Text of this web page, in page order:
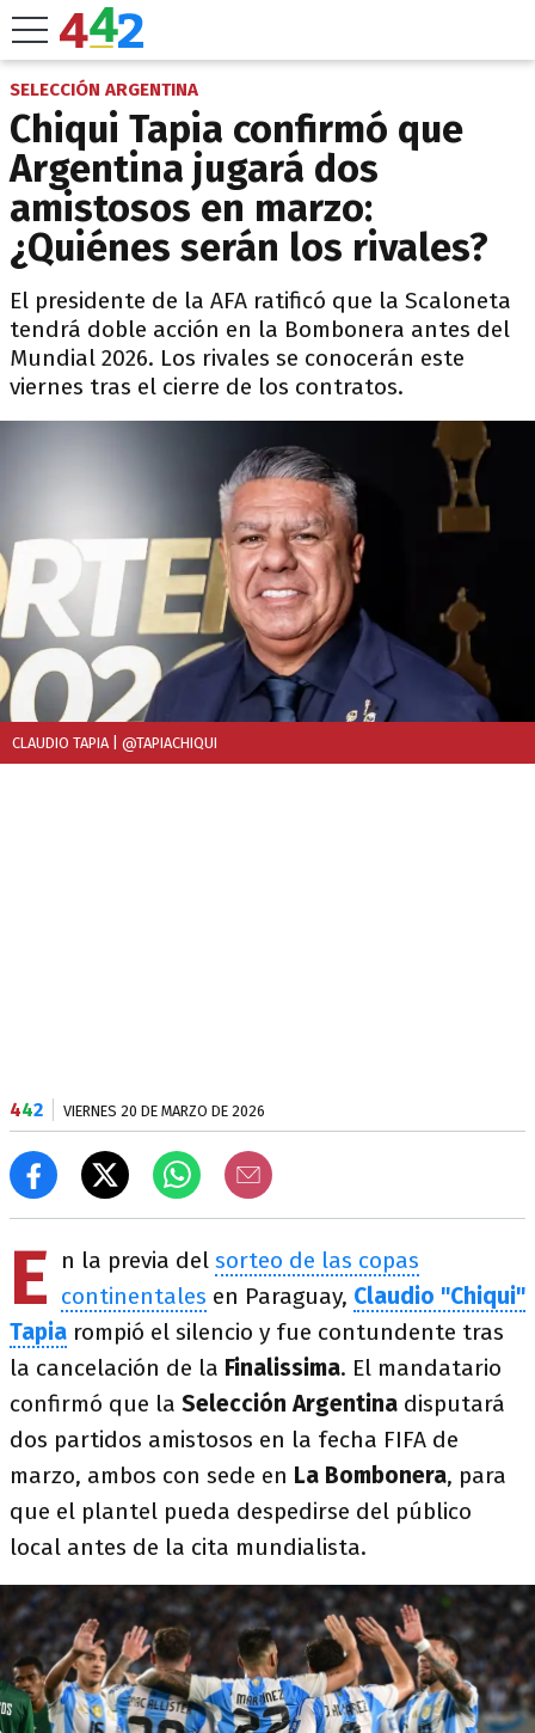
SELECCIÓN ARGENTINA
Chiqui Tapia confirmó que
Argentina jugará dos
amistosos en marzo:
¿Quiénes serán los rivales?
El presidente de la AFA ratificó que la Scaloneta
tendrá doble acción en la Bombonera antes del
Mundial 2026. Los rivales se conocerán este
viernes tras el cierre de los contratos.
CLAUDIO TAPIA | @TAPIACHIQUI
442 VIERNES 20 DE MARZO DE 2026
E n la previa del sorteo de las copas
continentales en Paraguay, Claudio "Chiqui"
Tapia rompió el silencio y fue contundente tras
la cancelación de la Finalissima. El mandatario
confirmó que la Selección Argentina disputará
dos partidos amistosos en la fecha FIFA de
marzo, ambos con sede en La Bombonera, para
que el plantel pueda despedirse del público
local antes de la cita mundialista.